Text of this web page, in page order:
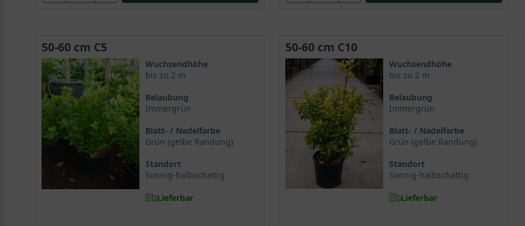
50-60 cm C5
Wuchsendhöhe
bis zu 2 m
Belaubung
Immergrün
Blatt- / Nadelfarbe
Grün (gelbe Randung)
Standort
Sonnig-halbschattig
Lieferbar
50-60 cm C10
Wuchsendhöhe
bis zu 2 m
Belaubung
Immergrün
Blatt- / Nadelfarbe
Grün (gelbe Randung)
Standort
Sonnig-halbschattig
Lieferbar